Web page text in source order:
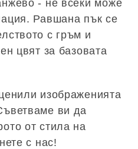
- не всеки може
Равшана пък се
с гръм и
цвят за базовата
изображенията
ви да
от стила на
с нас!